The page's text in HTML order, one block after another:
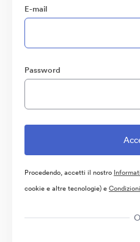
E-mail
Password
Procedendo, accetti il nostro
cookie e altre tecnologie) e
O